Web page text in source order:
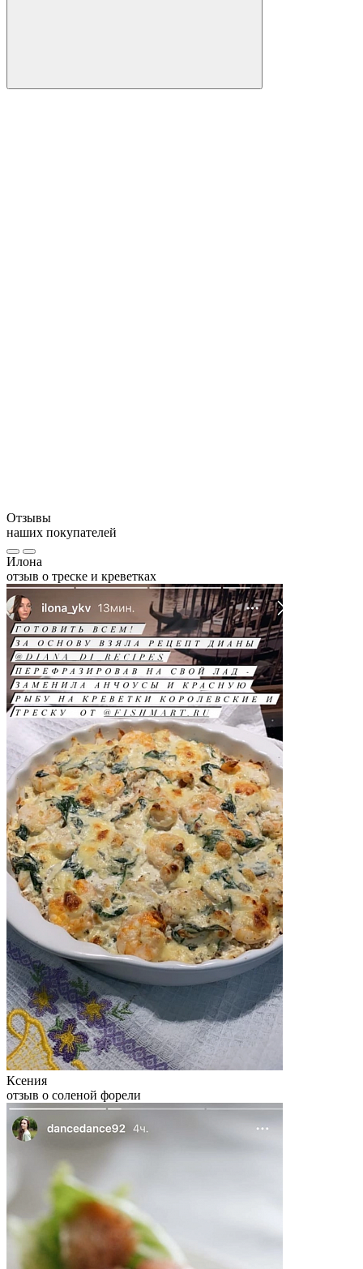
Отзывы
наших покупателей
Илона
отзыв о треске и креветках
Ксения
отзыв о соленой форели